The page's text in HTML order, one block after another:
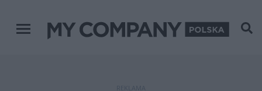
Menu główne